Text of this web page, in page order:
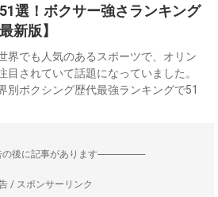
選！ボクサー強さランキング
新版】
界でも人気のあるスポーツで、オリン
目されていて話題になっていました。
別ボクシング歴代最強ランキングで51
の後に記事があります--------------------
/ スポンサーリンク